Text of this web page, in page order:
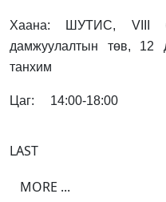
Хаана: ШУТИС, VIII
дамжуулалтын төв, 12
танхим
Цаг: 14:00-18:00
LAST
MORE ...